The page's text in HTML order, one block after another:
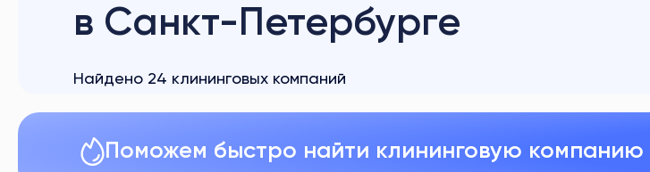
в Санкт-Петербурге
Найдено 24 клининговых компаний
Поможем быстро найти клининговую компанию